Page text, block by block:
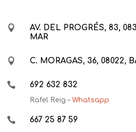

AV. DEL PROGRÉS, 83,
MAR
 C. MORAGAS, 36, 08022,
 692 632 832
Rafel Reig – Whatsapp
 667 25 87 59